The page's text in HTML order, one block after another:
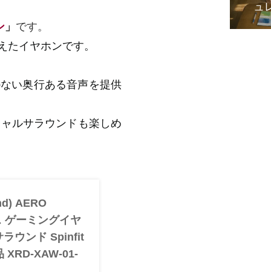
」 です。
たイヤホンです。
い奥行ある音声を提供
ルサラウンドも楽しめ
AERO
ゲーミングイヤ
ラウンド Spinfit
XRD-XAW-01-
ュ